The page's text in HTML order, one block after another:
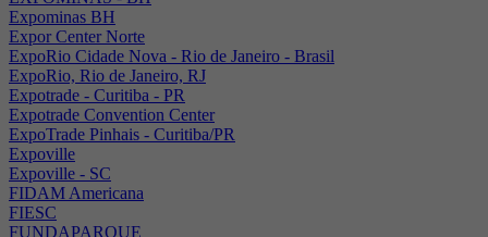
Expominas BH
Expor Center Norte
ExpoRio Cidade Nova - Rio de Janeiro - Brasil
ExpoRio, Rio de Janeiro, RJ
Expotrade - Curitiba - PR
Expotrade Convention Center
ExpoTrade Pinhais - Curitiba/PR
Expoville
Expoville - SC
FIDAM Americana
FIESC
FUNDAPARQUE